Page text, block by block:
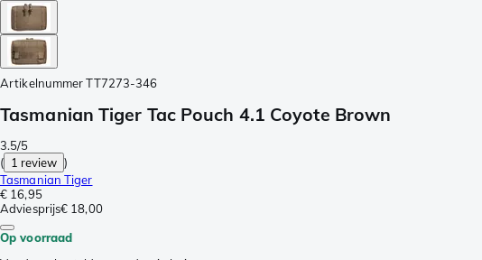
Artikelnummer TT7273-346
Tasmanian Tiger Tac Pouch 4.1 Coyote Brown
3.5/5
( 1 review )
Tasmanian Tiger
€ 16,95
Adviesprijs€ 18,00
Op voorraad